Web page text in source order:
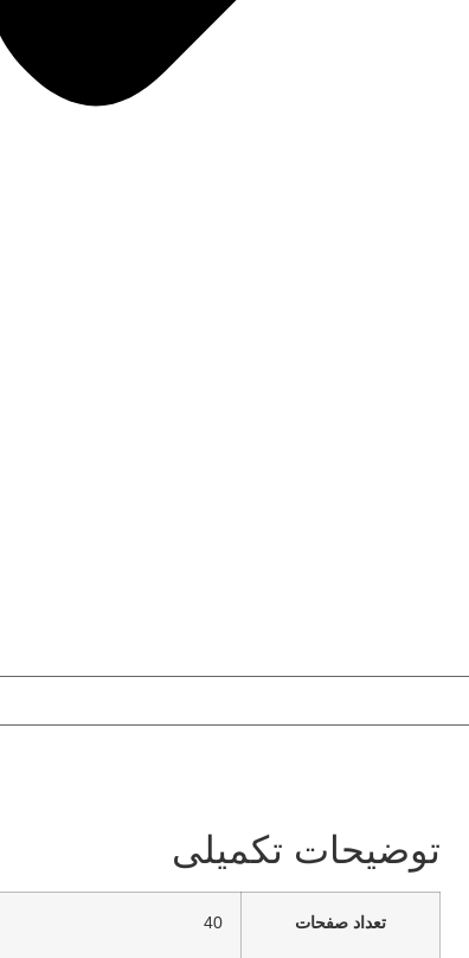
توضیحات تکمیلی
تعداد صفحات 40